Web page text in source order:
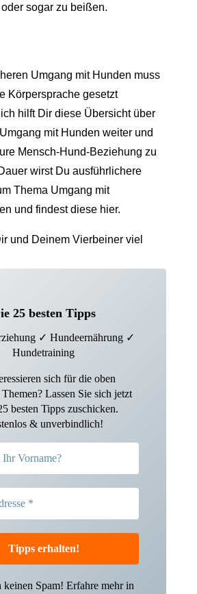
sogar zu beißen.
Umgang mit Hunden muss
Körpersprache gesetzt
hilft Dir diese Übersicht über
mit Hunden weiter und
Mensch-Hund-Beziehung zu
wirst Du ausführlichere
Thema Umgang mit
und findest diese hier.
und Deinem Vierbeiner viel
25 besten Tipps
✓ Hundeernährung ✓
Hundetraining
sich für die oben
Themen? Lassen Sie sich jetzt
besten Tipps zuschicken.
& unverbindlich!
keinen Spam! Erfahre mehr in